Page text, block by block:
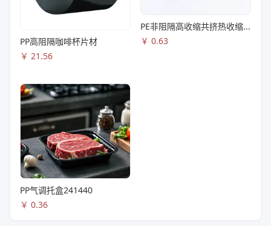
PP高阻隔咖啡杯片材
￥ 21.56
PE非阻隔高收缩共挤热收缩膜S83
￥ 0.63
PP气调托盒241440
￥ 0.36